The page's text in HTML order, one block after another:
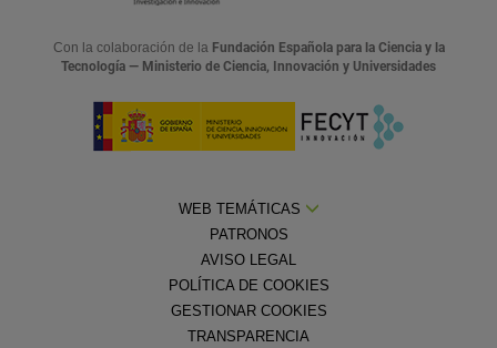
Con la colaboración de la Fundación Española para la Ciencia y la
Tecnología — Ministerio de Ciencia, Innovación y Universidades
WEB TEMÁTICAS
PATRONOS
AVISO LEGAL
POLÍTICA DE COOKIES
GESTIONAR COOKIES
TRANSPARENCIA